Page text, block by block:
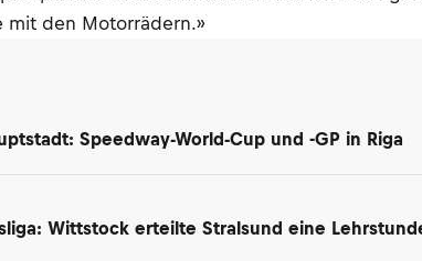
mit den Motorrädern.»
Speedway-World-Cup und -GP in Riga
Wittstock erteilte Stralsund eine